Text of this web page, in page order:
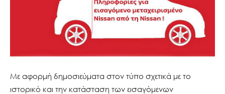
Με αφορμή δημοσιεύματα στον τύπο σχετικά με το
ιστορικό και την κατάσταση των εισαγόμενων